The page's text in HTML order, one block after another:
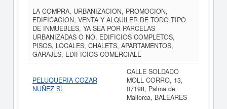
LA COMPRA, URBANIZACION, PROMOCION,
EDIFICACION, VENTA Y ALQUILER DE TODO TIPO
DE INMUEBLES, YA SEA POR PARCELAS
URBANIZADAS O NO, EDIFICIOS COMPLETOS,
PISOS, LOCALES, CHALETS, APARTAMENTOS,
GARAJES, EDIFICIOS COMERCIALE
PELUQUERIA COZAR
NUÑEZ SL
CALLE SOLDADO
MOLL CORRO, 13,
07198, Palma de
Mallorca, BALEARES